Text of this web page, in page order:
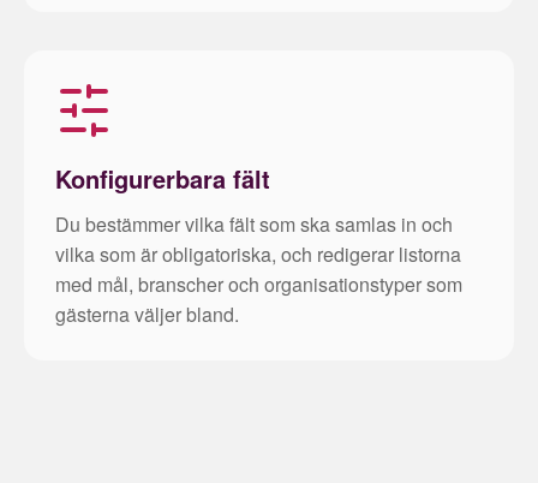
Konfigurerbara fält
Du bestämmer vilka fält som ska samlas in och
vilka som är obligatoriska, och redigerar listorna
med mål, branscher och organisationstyper som
gästerna väljer bland.